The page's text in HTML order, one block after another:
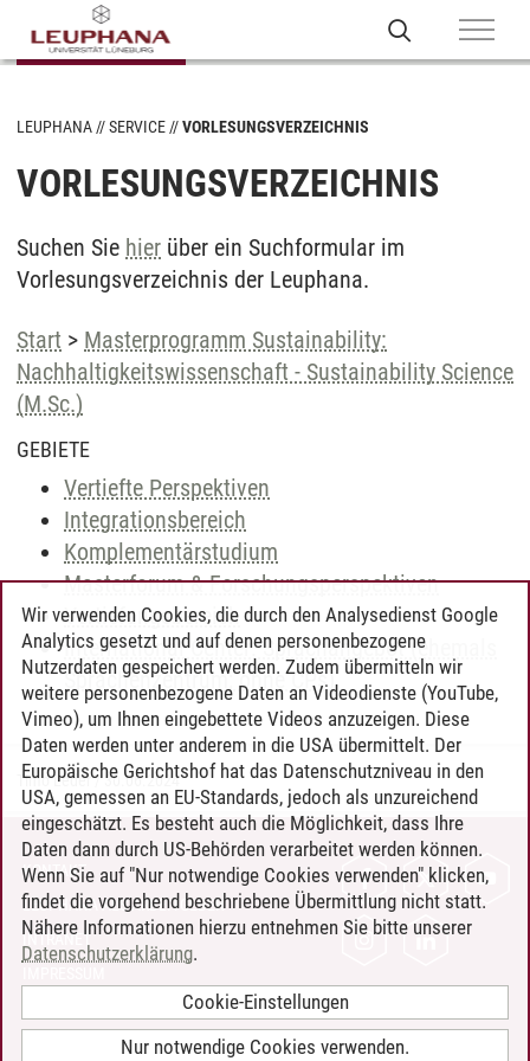
LEUPHANA SERVICE VORLESUNGSVERZEICHNIS
VORLESUNGSVERZEICHNIS
Suchen Sie hier über ein Suchformular im
Vorlesungsverzeichnis der Leuphana.
Start > Masterprogramm Sustainability:
Nachhaltigkeitswissenschaft - Sustainability Science
(M.Sc.)
GEBIETE
Vertiefte Perspektiven
Integrationsbereich
Komplementärstudium
Masterforum & Forschungsperspektiven
Vertiefungsbereich
International Center: Sprachangebot (ehemals
Sprachenzentrum; ohne CPs)
Timo Leder/30.06.2024
KONTAKT
LEUPHANA ALS ARBEITGEBER
INTRANET
BARRIEREFREIHEIT
Wir verwenden Cookies, die durch den Analysedienst Google
Analytics gesetzt und auf denen personenbezogene
Nutzerdaten gespeichert werden. Zudem übermitteln wir
weitere personenbezogene Daten an Videodienste (YouTube,
Vimeo), um Ihnen eingebettete Videos anzuzeigen. Diese
Daten werden unter anderem in die USA übermittelt. Der
Europäische Gerichtshof hat das Datenschutzniveau in den
USA, gemessen an EU-Standards, jedoch als unzureichend
eingeschätzt. Es besteht auch die Möglichkeit, dass Ihre
Daten dann durch US-Behörden verarbeitet werden können.
Wenn Sie auf "Nur notwendige Cookies verwenden" klicken,
findet die vorgehend beschriebene Übermittlung nicht statt.
Nähere Informationen hierzu entnehmen Sie bitte unserer
Datenschutzerklärung.
Cookie-Einstellungen
Nur notwendige Cookies verwenden.